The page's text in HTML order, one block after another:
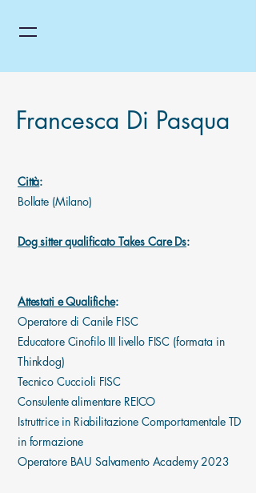
Francesca Di Pasqua
Città:
Bollate (Milano)
Dog sitter qualificato Takes Care Ds:
Attestati e Qualifiche:
Operatore di Canile FISC
Educatore Cinofilo III livello FISC (formata in
Thinkdog)
Tecnico Cuccioli FISC
Consulente alimentare REICO
Istruttrice in Riabilitazione Comportamentale TD
in formazione
Operatore BAU Salvamento Academy 2023